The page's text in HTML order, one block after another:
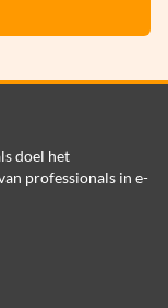
doel het
professionals in e-